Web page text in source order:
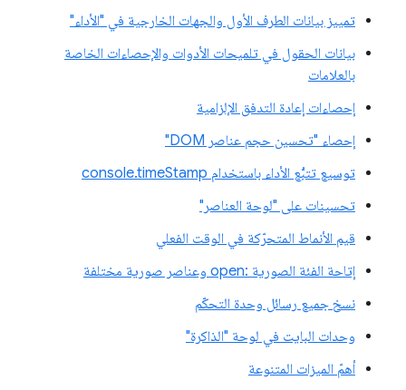
تمييز بيانات الطرف الأول والجهات الخارجية في "الأداء"
بيانات الحقول في تلميحات الأدوات والإحصاءات الخاصة
بالعلامات
إحصاءات إعادة التدفق الإلزامية
إحصاء "تحسين حجم عناصر DOM"
توسيع تتبُّع الأداء باستخدام console.timeStamp
تحسينات على "لوحة العناصر"
قيم الأنماط المتحرّكة في الوقت الفعلي
إتاحة الفئة الصورية :open وعناصر صورية مختلفة
نسخ جميع رسائل وحدة التحكّم
وحدات البايت في لوحة "الذاكرة"
أهمّ الميزات المتنوعة